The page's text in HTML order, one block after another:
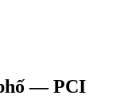
— PCI